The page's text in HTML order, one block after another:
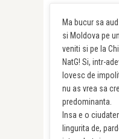
Ma bucur sa
si Moldova pe
veniti si pe la
NatG! Si, intr-
lovesc de
nu as vrea sa
predominanta.
Insa e o
lingurita de,